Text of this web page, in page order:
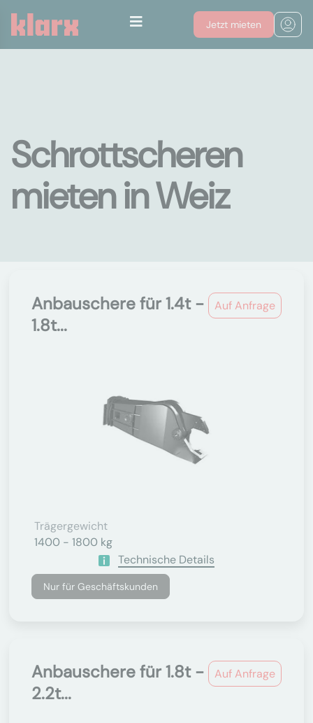
Jetzt mieten
Schrottscheren
mieten in Weiz
Auf Anfrage
Anbauschere für 1.4t -
1.8t...
Trägergewicht
1400 - 1800 kg
Technische Details
Nur für Geschäftskunden
Auf Anfrage
Anbauschere für 1.8t -
2.2t...